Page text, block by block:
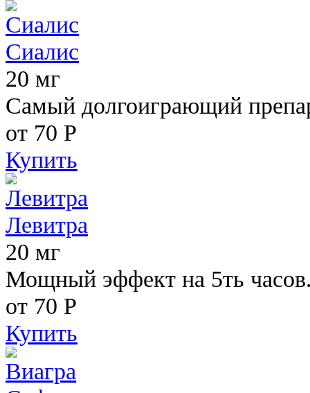
Сиалис
20 мг
Самый долгоиграющий
от 70 Р
Купить
Левитра
20 мг
Мощный эффект на 5ть
от 70 Р
Купить